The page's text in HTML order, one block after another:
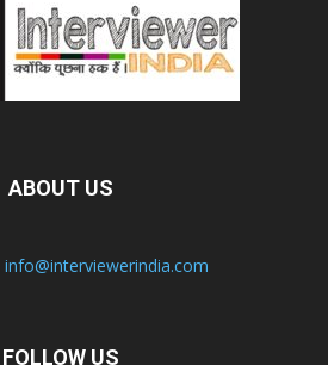
ABOUT US
info@interviewerindia.com
FOLLOW US